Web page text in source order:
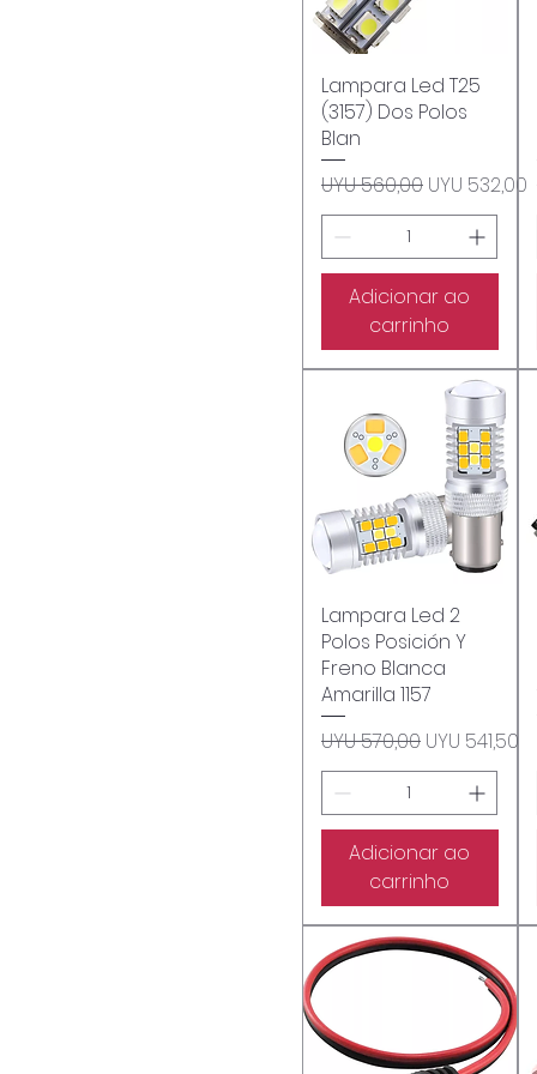
Visualização rápida
Lampara Led T25
(3157) Dos Polos
Blan
Preço normal
UYU 560,00 Preço
UYU 532,00
Adicionar ao
carrinho
Visualização rápida
Lampara Led 2
Polos Posición Y
Freno Blanca
Amarilla 1157
Preço normal
UYU 570,00 Preço
UYU 541,50
Adicionar ao
carrinho